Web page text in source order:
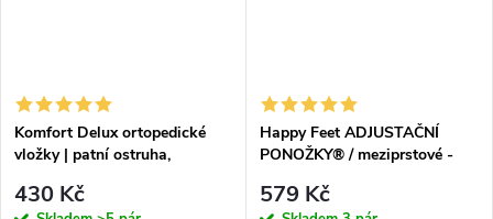
Komfort Delux ortopedické
vložky | patní ostruha,
430 Kč
Happy Feet ADJUSTAČNÍ
PONOŽKY® / meziprstové -
579 Kč